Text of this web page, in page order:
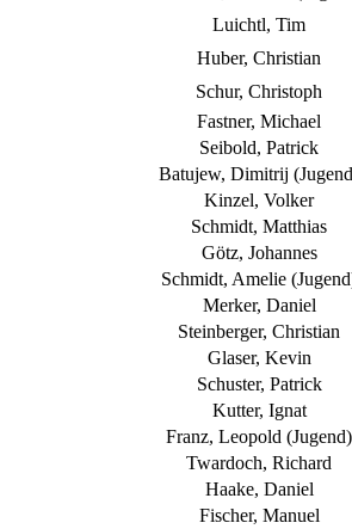
Luichtl, Tim
Huber, Christian
Schur, Christoph
Fastner, Michael
Seibold, Patrick
Batujew, Dimitrij
Kinzel, Volker
Schmidt, Matthias
Götz, Johannes
Schmidt, Amelie
Merker, Daniel
Steinberger, Christian
Glaser, Kevin
Schuster, Patrick
Kutter, Ignat
Franz, Leopold (Jugend)
Twardoch, Richard
Haake, Daniel
Fischer, Manuel